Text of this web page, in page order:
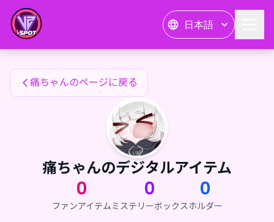
日本語
痛ちゃんのファンアイテム
痛ちゃんのページに戻る
痛ちゃんのデジタルアイテム
0
ファンアイテム
0
ミステリーボックス
0
ホルダー
痛ちゃんのファンアイテム — 24karat